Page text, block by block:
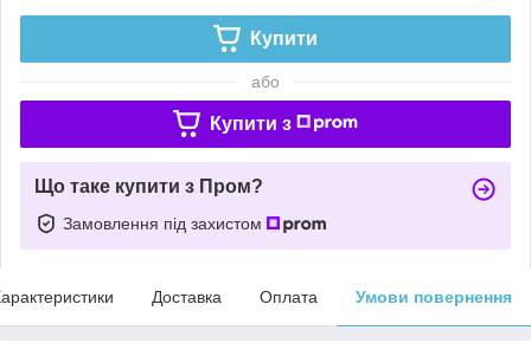
Купити
або
Купити з
Що таке купити з Пром?
Замовлення під захистом
Доставка Оплата Умови повернення